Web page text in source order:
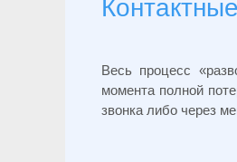
Весь процесс
момента полной
звонка либо через